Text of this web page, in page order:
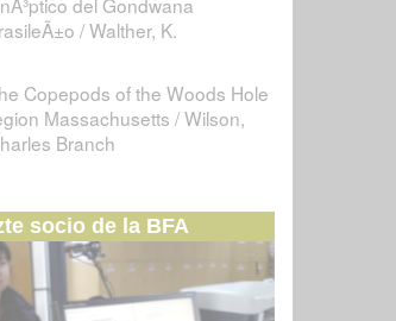
/ Walther, K.
Copepods of the Woods Hole
Massachusetts / Wilson,
Branch
socio de la BFA